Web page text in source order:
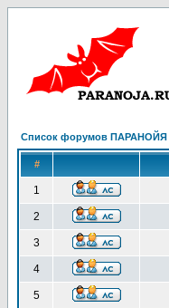
Список форумов ПАРАНОЙЯ
#
1
2
3
4
5